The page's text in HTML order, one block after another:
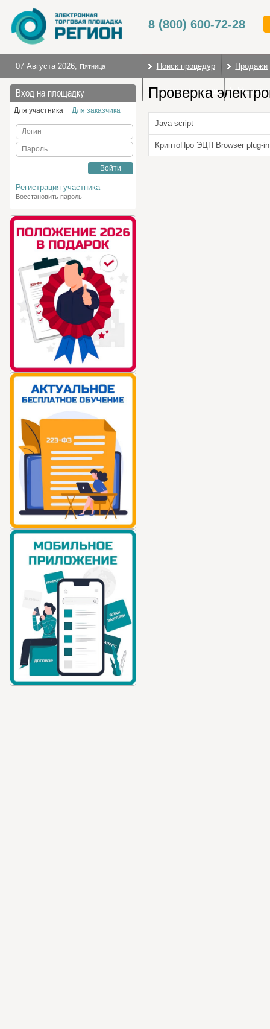
8 (800) 600-72-28
07 Августа 2026, Пятница Поиск процедур Продажи
Торговые секции На
Вход на площадку
Для участника Для заказчика
Логин
Пароль
Войти
Регистрация участника
Восстановить пароль
Проверка
Java script
КриптоПро ЭЦП Browser plug-in